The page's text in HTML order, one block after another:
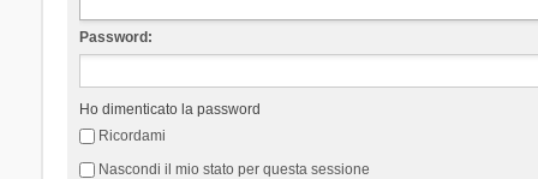
Password:
Ho dimenticato la password
Ricordami
Nascondi il mio stato per questa sessione